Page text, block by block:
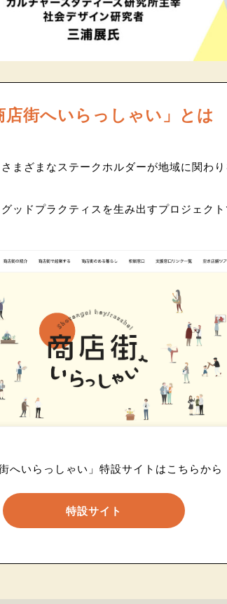
店街へいらっしゃい」とは
まざまなステークホルダーが地域に関わ
ッドプラクティスを生み出すプロジェクト
街へいらっしゃい」特設サイトはこちらから
特設サイト